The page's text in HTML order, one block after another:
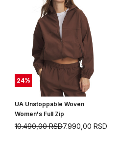
24%
UA Unstoppable Woven
Women's Full Zip
7.990,00 RSD
10.490,00RSD